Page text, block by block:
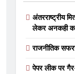
अंतरराष्ट्रीय
लेकर अनकही
राजनीतिक
पेपर लीक पर